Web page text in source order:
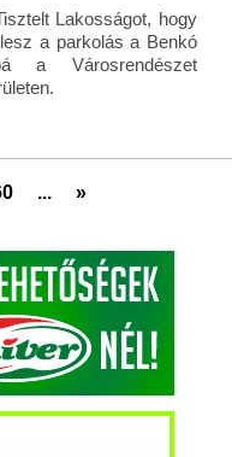
Lakosságot, hogy
a parkolás a Benkó
a Városrendészet
... »